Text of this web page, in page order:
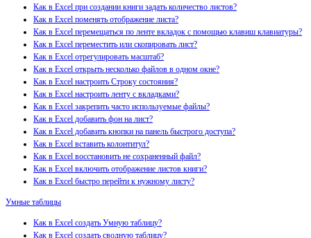
Как в Excel при создании книги задать количество листов?
Как в Excel поменять отображение листа?
Как в Excel перемещаться по ленте вкладок с помощью клавиш клавиатуры?
Как в Excel переместить или скопировать лист?
Как в Excel отрегулировать масштаб?
Как в Excel открыть несколько файлов в одном окне?
Как в Excel настроить Строку состояния?
Как в Excel настроить ленту с вкладками?
Как в Excel закрепить часто используемые файлы?
Как в Excel добавить фон на лист?
Как в Excel добавить кнопки на панель быстрого доступа?
Как в Excel вставить колонтитул?
Как в Excel восстановить не сохраненный файл?
Как в Excel включить отображение листов книги?
Как в Excel быстро перейти к нужному листу?
Умные таблицы
Как в Excel создать Умную таблицу?
Как в Excel создать сводную таблицу?